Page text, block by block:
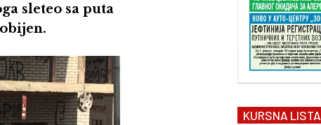
sleteo sa puta
KURSNA LISTA